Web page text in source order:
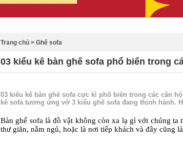
Trang chủ > Ghế sofa
03 kiểu kê bàn ghế sofa phổ biến trong
03 kiểu kê bàn ghế sofa cực kì phổ biến trong các căn
kê sofa tương ứng vớ 3 kiểu ghế sofa đang thịnh hành.
Bàn ghế sofa là đồ vật không còn xa lạ gì với chúng
thư giãn, nằm ngủ, hoặc là nơi tiếp khách và đây cũng